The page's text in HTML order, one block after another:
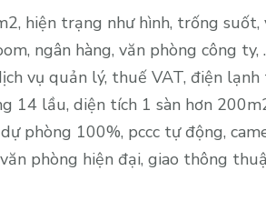
lửng
tòa
nhà
Anh
Minh,
MT
Nguyễn
hiện trạng như hình, trống suốt,
ngân hàng, văn phòng công ty,
vụ quản lý, thuế VAT, điện
14 lầu, diện tích 1 sàn hơn
phòng 100%, pccc tự động,
phòng hiện đại, giao thông